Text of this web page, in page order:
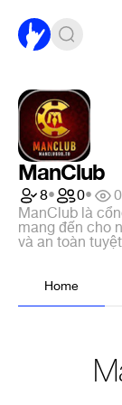
ManClub
8• 0•
0
ManClub là
mang đến cho
và an toàn
Home